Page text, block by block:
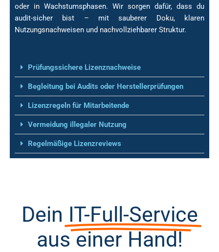
Compliance &
Rechtssicherheit
oder in Wachstumsphasen. Wir sorgen dafür, dass du
audit-sicher bist – mit sauberer Doku, klaren
Nutzungsnachweisen und nachvollziehbarer Struktur.
Prüfungssichere Lizenznachweise
Begleitung bei Audits oder Herstellerprüfungen
Lizenzregeln für Mitarbeitende
Vermeidung illegaler Nutzung
Regelmäßige Lizenzreviews
Dein IT-Full-Service
aus einer Hand!